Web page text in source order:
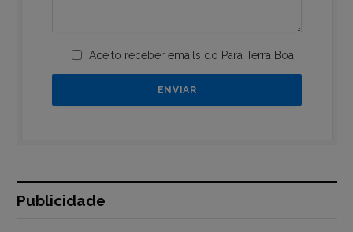
Aceito receber emails do Pará Terra Boa
Publicidade